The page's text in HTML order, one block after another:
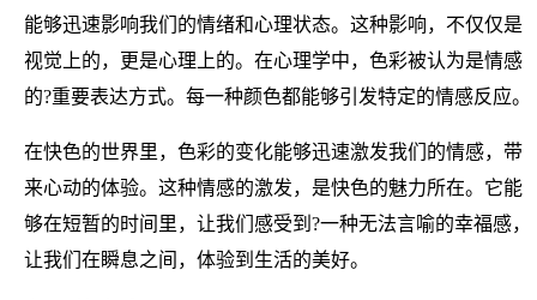
能够迅速影响我们的情绪和心理状态。这种影响，不仅仅是
视觉上的，更是心理上的。在心理学中，色彩被认为是情感
的?重要表达方式。每一种颜色都能够引发特定的情感反应。
在快色的世界里，色彩的变化能够迅速激发我们的情感，带
来心动的体验。这种情感的激发，是快色的魅力所在。它能
够在短暂的时间里，让我们感受到?一种无法言喻的幸福感，
让我们在瞬息之间，体验到生活的美好。